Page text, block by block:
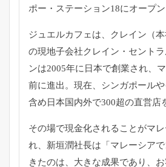
ポー・ステーション18にオープン
ジュエルカフェは、クレイン（本
の現地子会社クレイン・セントラ
ンは2005年に日本で創業され、
前に進出。現在、 シンガポール
含め日本国内外で300超の直営店
その場で現金化されることがマ
れ、 新垣潤社長は「マレーシア
きたのは、 大きな成果であり、